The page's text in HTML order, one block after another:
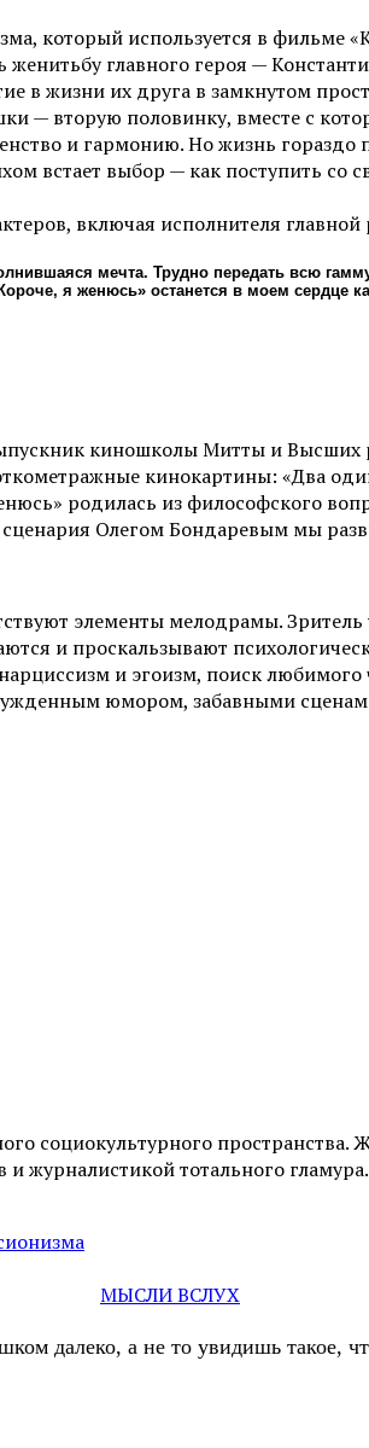
который используется в фильме
главного героя —
жизни их друга в замкнутом
— вторую половинку, вместе с
и гармонию. Но жизнь гораздо
встает выбор — как поступить со
включая исполнителя
мечта. Трудно передать всю
я женюсь» останется в моем
киношколы Митты и
кинокартины: «Два
родилась из философского
Олегом Бондаревым мы
элементы мелодрамы.
и проскальзывают
и эгоизм, поиск любимого
юмором, забавными
социокультурного
тотального
МЫСЛИ ВСЛУХ
далеко, а не то увидишь такое,